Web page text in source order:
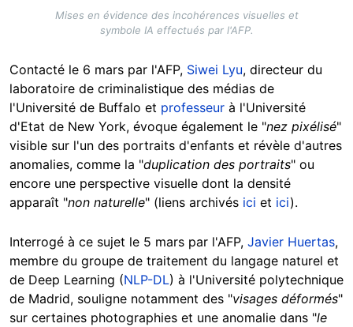
Mises en évidence des incohérences visuelles et
symbole IA effectués par l'AFP.
Contacté le 6 mars par l'AFP, Siwei Lyu, directeur du
laboratoire de criminalistique des médias de
l'Université de Buffalo et professeur à l'Université
d'Etat de New York, évoque également le "nez pixélisé"
visible sur l'un des portraits d'enfants et révèle d'autres
anomalies, comme la "duplication des portraits" ou
encore une perspective visuelle dont la densité
apparaît "non naturelle" (liens archivés ici et ici).
Interrogé à ce sujet le 5 mars par l'AFP, Javier Huertas,
membre du groupe de traitement du langage naturel et
de Deep Learning (NLP-DL) à l'Université polytechnique
de Madrid, souligne notamment des "visages déformés"
sur certaines photographies et une anomalie dans "le